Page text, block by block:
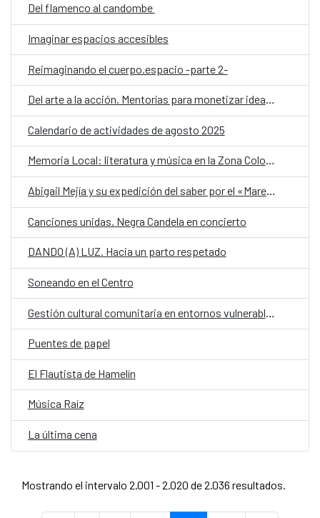
Del flamenco al candombe
Imaginar espacios accesibles
Reimaginando el cuerpo.espacio -parte 2-
Del arte a la acción. Mentorías para monetizar ideas artísticas con impacto cultural
Calendario de actividades de agosto 2025
Memoria Local: literatura y música en la Zona Colonial
Abigail Mejía y su expedición del saber por el «Mare Atlanticum»
Canciones unidas. Negra Candela en concierto
DANDO (A) LUZ. Hacia un parto respetado
Soneando en el Centro
Puentes de papel
El Flautista de Hamelín
Música Raíz
La última cena
Mostrando el intervalo 2.001 - 2.020 de 2.036 resultados.